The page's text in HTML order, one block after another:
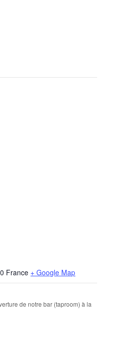
France + Google Map
de notre bar (taproom) à la